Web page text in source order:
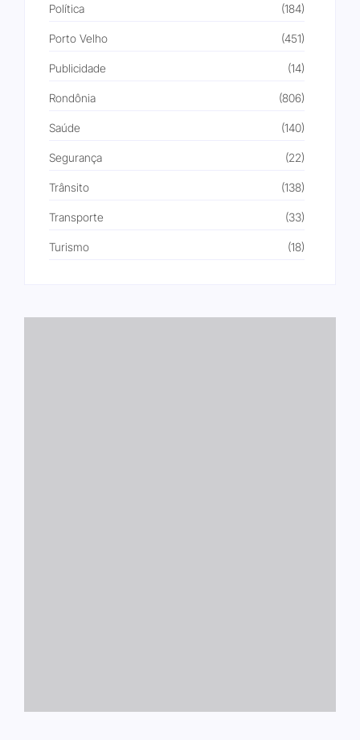
Política (184)
Porto Velho (451)
Publicidade (14)
Rondônia (806)
Saúde (140)
Segurança (22)
Trânsito (138)
Transporte (33)
Turismo (18)